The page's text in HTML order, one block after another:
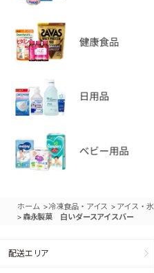
ホーム >冷凍食品・アイス > アイス・氷
> 森永製菓 白いダースアイスバー
配送エリア